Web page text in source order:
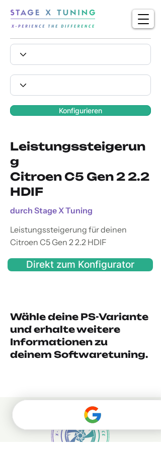
Konfigurieren
Leistungssteigerun
g
Citroen C5 Gen 2 2.2
HDIF
durch Stage X Tuning
Leistungssteigerung für deinen
Citroen C5 Gen 2 2.2 HDIF
Direkt zum Konfigurator
Wähle deine PS-Variante
und erhalte weitere
Informationen zu
deinem Softwaretuning.